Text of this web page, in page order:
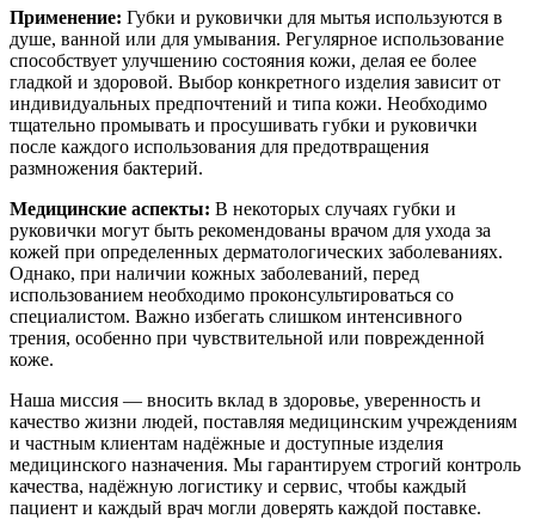
Применение: Губки и руковички для мытья используются в
душе, ванной или для умывания. Регулярное использование
способствует улучшению состояния кожи, делая ее более
гладкой и здоровой. Выбор конкретного изделия зависит от
индивидуальных предпочтений и типа кожи. Необходимо
тщательно промывать и просушивать губки и руковички
после каждого использования для предотвращения
размножения бактерий.
Медицинские аспекты: В некоторых случаях губки и
руковички могут быть рекомендованы врачом для ухода за
кожей при определенных дерматологических заболеваниях.
Однако, при наличии кожных заболеваний, перед
использованием необходимо проконсультироваться со
специалистом. Важно избегать слишком интенсивного
трения, особенно при чувствительной или поврежденной
коже.
Наша миссия — вносить вклад в здоровье, уверенность и
качество жизни людей, поставляя медицинским учреждениям
и частным клиентам надёжные и доступные изделия
медицинского назначения. Мы гарантируем строгий контроль
качества, надёжную логистику и сервис, чтобы каждый
пациент и каждый врач могли доверять каждой поставке.